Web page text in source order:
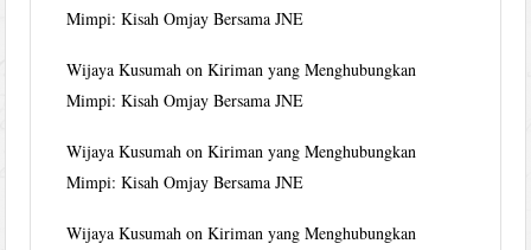
Mimpi: Kisah Omjay Bersama JNE
Wijaya Kusumah onKiriman yang Menghubungkan
Mimpi: Kisah Omjay Bersama JNE
Wijaya Kusumah onKiriman yang Menghubungkan
Mimpi: Kisah Omjay Bersama JNE
Wijaya Kusumah onKiriman yang Menghubungkan